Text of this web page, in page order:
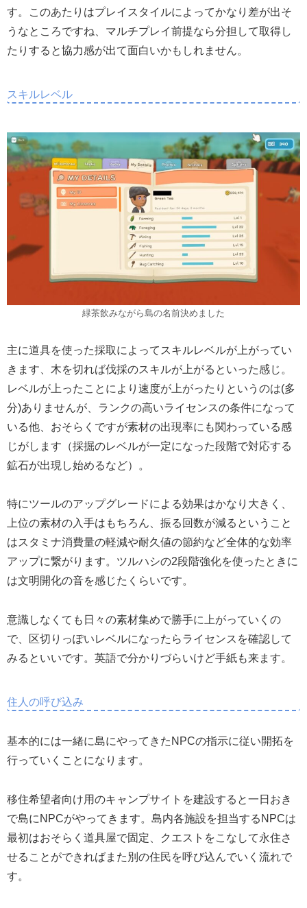
す。このあたりはプレイスタイルによってかなり差が出そ
うなところですね、マルチプレイ前提なら分担して取得し
たりすると協力感が出て面白いかもしれません。
スキルレベル
緑茶飲みながら島の名前決めました
主に道具を使った採取によってスキルレベルが上がってい
きます、木を切れば伐採のスキルが上がるといった感じ。
レベルが上ったことにより速度が上がったりというのは(多
分)ありませんが、ランクの高いライセンスの条件になって
いる他、おそらくですが素材の出現率にも関わっている感
じがします（採掘のレベルが一定になった段階で対応する
鉱石が出現し始めるなど）。
特にツールのアップグレードによる効果はかなり大きく、
上位の素材の入手はもちろん、振る回数が減るということ
はスタミナ消費量の軽減や耐久値の節約など全体的な効率
アップに繋がります。ツルハシの2段階強化を使ったときに
は文明開化の音を感じたくらいです。
意識しなくても日々の素材集めで勝手に上がっていくの
で、区切りっぽいレベルになったらライセンスを確認して
みるといいです。英語で分かりづらいけど手紙も来ます。
住人の呼び込み
基本的には一緒に島にやってきたNPCの指示に従い開拓を
行っていくことになります。
移住希望者向け用のキャンプサイトを建設すると一日おき
で島にNPCがやってきます。島内各施設を担当するNPCは
最初はおそらく道具屋で固定、クエストをこなして永住さ
せることができればまた別の住民を呼び込んでいく流れで
す。